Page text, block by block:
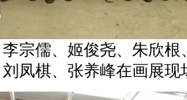
宗儒、姬俊尧、朱欣
刘凤棋、张养峰在画展现